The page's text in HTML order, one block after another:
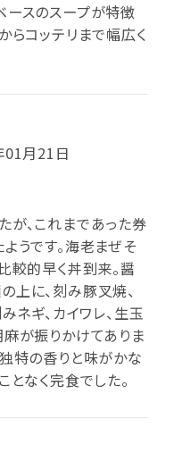
ースのスープが特徴
らコッテリまで幅広く
01月21日
が、これまであった券
うです。海老まぜそ
較的早く丼到来。醤
上に、刻み豚叉焼、
ネギ、カイワレ、生玉
が振りかけてありま
特の香りと味がかな
となく完食でした。